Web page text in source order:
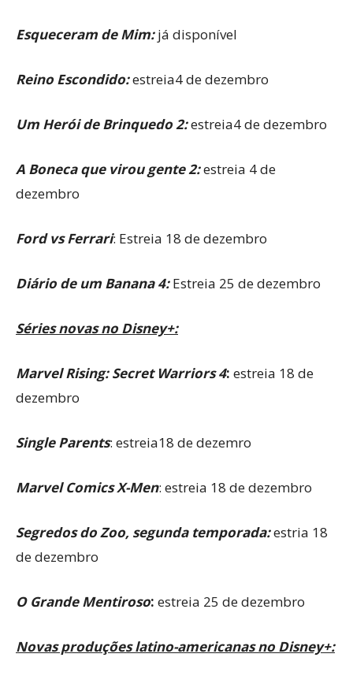
Esqueceram de Mim:já disponível
Reino Escondido:estreia4 de dezembro
Um Herói de Brinquedo 2:estreia4 de dezembro
A Boneca que virou gente 2:estreia 4 de
dezembro
Ford vs Ferrari: Estreia 18 de dezembro
Diário de um Banana 4:Estreia 25 de dezembro
Séries novas no Disney+:
Marvel Rising: Secret Warriors 4: estreia 18 de
dezembro
Single Parents: estreia18 de dezemro
Marvel Comics X-Men: estreia 18 de dezembro
Segredos do Zoo, segunda temporada:estria 18
de dezembro
O Grande Mentiroso: estreia 25 de dezembro
Novas produções latino-americanas no Disney+: